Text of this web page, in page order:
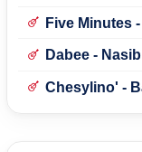
Five Minutes
Dabee -
Chesylino' -